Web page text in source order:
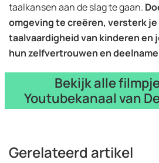
taalkansen aan de slag te gaan.
omgeving te creëren, versterk
taalvaardigheid van kinderen en
hun zelfvertrouwen en
Bekijk alle
Youtubekanaal van
Gerelateerd artikel